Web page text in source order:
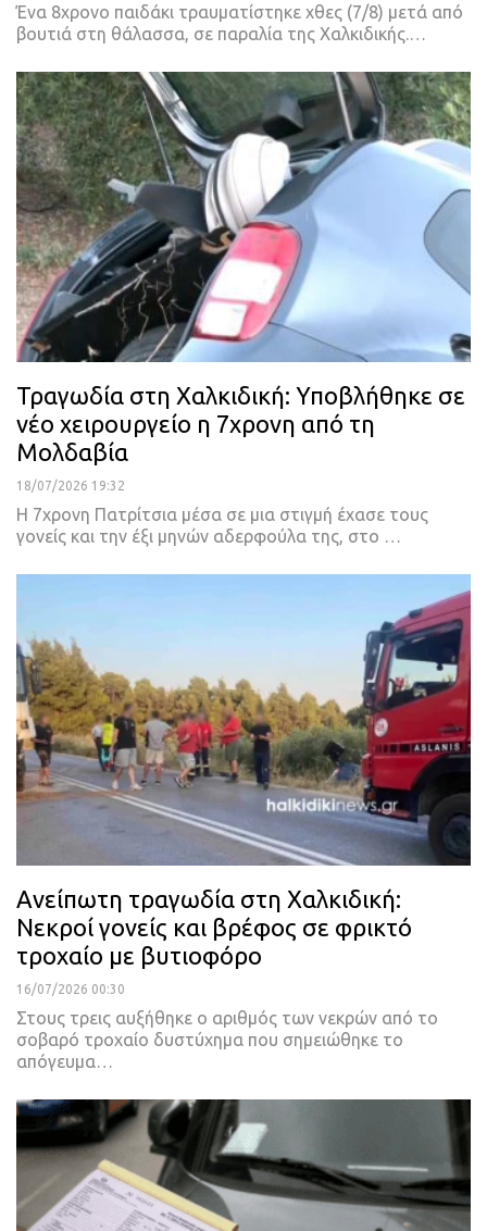
Ένα 8χρονο παιδάκι τραυματίστηκε χθες (7/8) μετά από
βουτιά στη θάλασσα, σε παραλία της Χαλκιδικής.…
Τραγωδία στη Χαλκιδική: Υποβλήθηκε σε
νέο χειρουργείο η 7χρονη από τη
Μολδαβία
18/07/2026 19:32
Η 7χρονη Πατρίτσια μέσα σε μια στιγμή έχασε τους
γονείς και την έξι μηνών αδερφούλα της, στο …
Ανείπωτη τραγωδία στη Χαλκιδική:
Νεκροί γονείς και βρέφος σε φρικτό
τροχαίο με βυτιοφόρο
16/07/2026 00:30
Στους τρεις αυξήθηκε ο αριθμός των νεκρών από το
σοβαρό τροχαίο δυστύχημα που σημειώθηκε το
απόγευμα…